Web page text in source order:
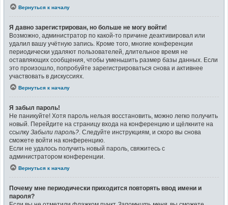
Вернуться к началу
Я давно зарегистрирован, но больше не могу войти!
Возможно, администратор по какой-то причине деактивировал или
удалил вашу учётную запись. Кроме того, многие конференции
периодически удаляют пользователей, длительное время не
оставляющих сообщения, чтобы уменьшить размер базы данных. Если
это произошло, попробуйте зарегистрироваться снова и активнее
участвовать в дискуссиях.
Вернуться к началу
Я забыл пароль!
Не паникуйте! Хотя пароль нельзя восстановить, можно легко получить
новый. Перейдите на страницу входа на конференцию и щёлкните на
ссылку Забыли пароль? . Следуйте инструкциям, и скоро вы снова
сможете войти на конференцию.
Если не удалось получить новый пароль, свяжитесь с
администратором конференции.
Вернуться к началу
Почему мне периодически приходится повторять ввод имени и
пароля?